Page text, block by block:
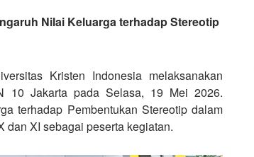
Nilai Keluarga terhadap Stereotip
Kristen Indonesia melaksanakan
10 Jakarta pada Selasa, 19 Mei 2026.
terhadap Pembentukan Stereotip dalam
dan XI sebagai peserta kegiatan.